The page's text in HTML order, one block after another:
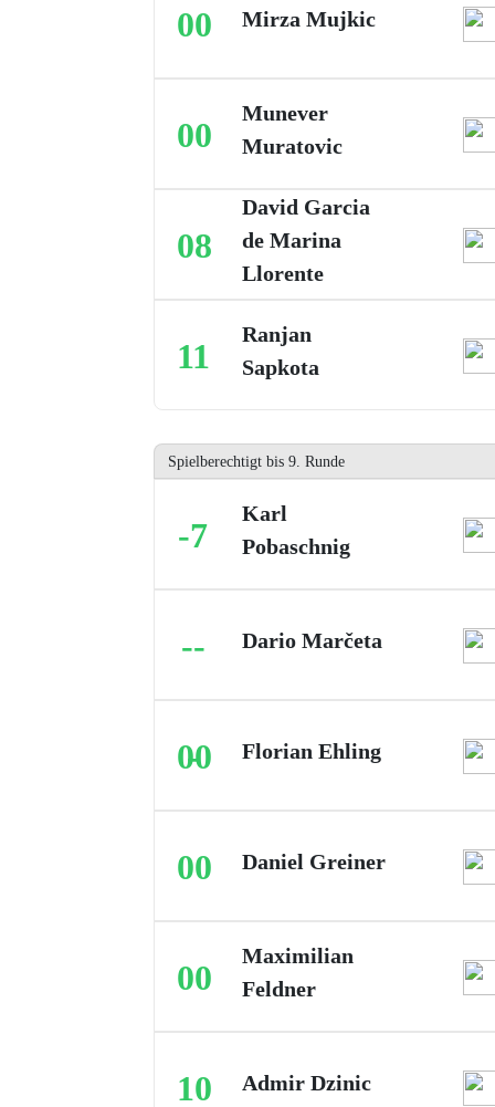
00 Mirza Mujkic
00
Munever
Muratovic
08
David Garcia
de Marina
Llorente
11
Ranjan
Sapkota
Spielberechtigt bis 9. Runde
-7
Karl
Pobaschnig
--
-
Dario Marčeta
00 Florian Ehling
00 Daniel Greiner
00
Maximilian
Feldner
10 Admir Dzinic